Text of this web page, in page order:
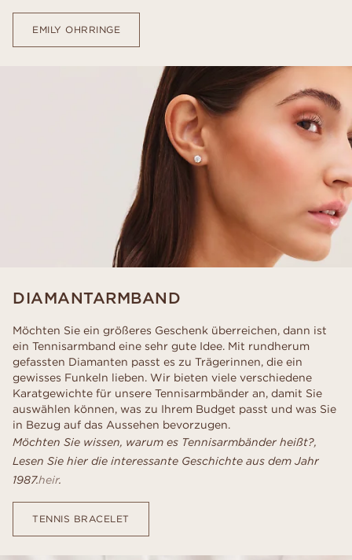
EMILY OHRRINGE
DIAMANTARMBAND
Möchten Sie ein größeres Geschenk überreichen, dann ist
ein Tennisarmband eine sehr gute Idee. Mit rundherum
gefassten Diamanten passt es zu Trägerinnen, die ein
gewisses Funkeln lieben. Wir bieten viele verschiedene
Karatgewichte für unsere Tennisarmbänder an, damit Sie
auswählen können, was zu Ihrem Budget passt und was Sie
in Bezug auf das Aussehen bevorzugen.
Möchten Sie wissen, warum es Tennisarmbänder heißt?,
Lesen Sie hier die interessante Geschichte aus dem Jahr
1987.heir.
TENNIS BRACELET